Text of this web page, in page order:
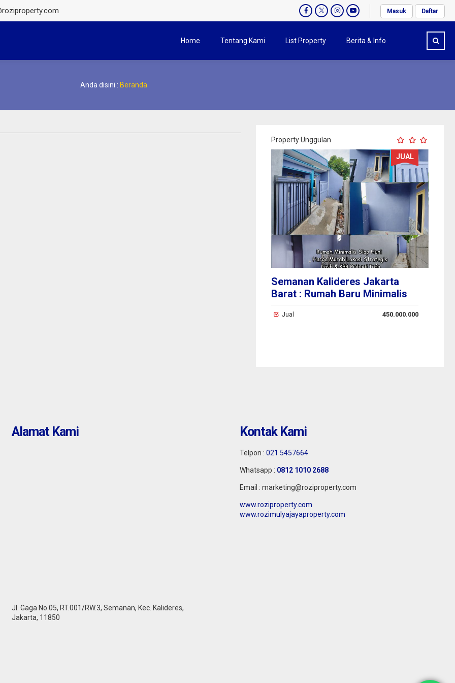
Masuk Daftar
Home Tentang Kami List Property Berita & Info
Anda disini : Beranda
Property Unggulan
JUAL
Semanan Kalideres Jakarta
Barat : Rumah Baru Minimalis
Huni
Jual 450.000.000
Alamat Kami
Jl. Gaga No.05, RT.001/RW.3, Semanan, Kec. Kalideres,
Jakarta, 11850
Kontak Kami
Telpon : 021 5457664
Whatsapp : 0812 1010 2688
Email : marketing@roziproperty.com
www.roziproperty.com
www.rozimulyajayaproperty.com